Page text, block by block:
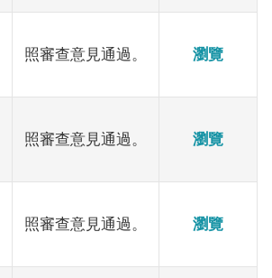
照審查意見通過。 瀏覽
照審查意見通過。 瀏覽
照審查意見通過。 瀏覽